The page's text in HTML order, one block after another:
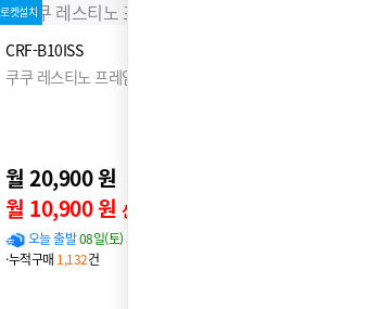
로켓설치
CRF-B10ISS
쿠쿠 레스티노 프레임 ISS
월 20,900 원 25,900원
월 10,900 원 신용카드 할인가
오늘 출발08일(토) 도착 확률
·누적구매 1,132건